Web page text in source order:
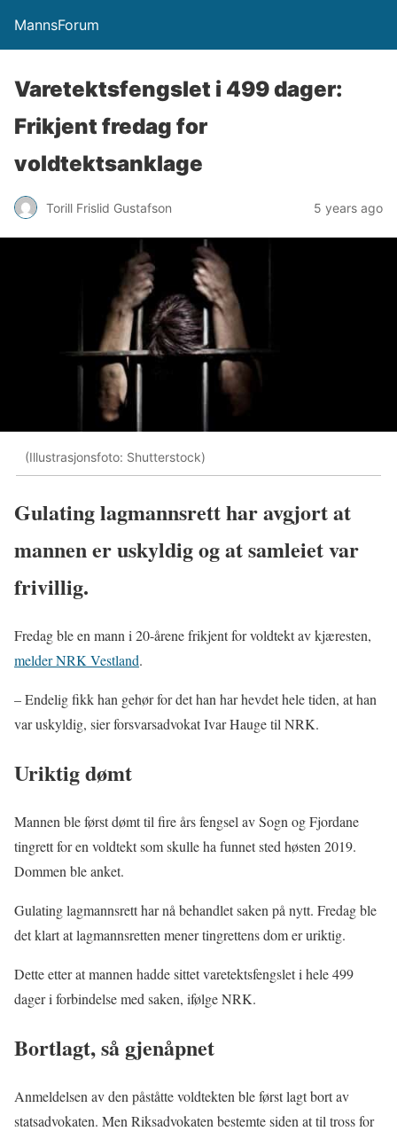
MannsForum
Varetektsfengslet i 499 dager:
Frikjent fredag for
voldtektsanklage
Torill Frislid Gustafson 5 years ago
(Illustrasjonsfoto: Shutterstock)
Gulating lagmannsrett har avgjort at
mannen er uskyldig og at samleiet var
frivillig.
Fredag ble en mann i 20-årene frikjent for voldtekt av kjæresten,
melder NRK Vestland.
– Endelig fikk han gehør for det han har hevdet hele tiden, at han
var uskyldig, sier forsvarsadvokat Ivar Hauge til NRK.
Uriktig dømt
Mannen ble først dømt til fire års fengsel av Sogn og Fjordane
tingrett for en voldtekt som skulle ha funnet sted høsten 2019.
Dommen ble anket.
Gulating lagmannsrett har nå behandlet saken på nytt. Fredag ble
det klart at lagmannsretten mener tingrettens dom er uriktig.
Dette etter at mannen hadde sittet varetektsfengslet i hele 499
dager i forbindelse med saken, ifølge NRK.
Bortlagt, så gjenåpnet
Anmeldelsen av den påståtte voldtekten ble først lagt bort av
statsadvokaten. Men Riksadvokaten bestemte siden at til tross for